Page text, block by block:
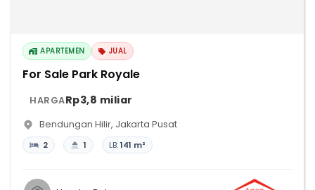
APARTEMEN JUAL
For Sale Park Royale
HARGARp3,8 miliar
Bendungan Hilir, Jakarta Pusat
2 1 LB:141 m²